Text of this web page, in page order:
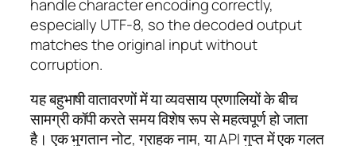
handle character encoding correctly,
especially UTF-8, so the decoded output
matches the original input without
corruption.
यह बहुभाषी वातावरणों में या व्यवसाय प्रणालियों के बीच
सामग्री कॉपी करते समय विशेष रूप से महत्वपूर्ण हो जाता
है। एक भुगतान नोट, ग्राहक नाम, या API गुप्त में एक गलत